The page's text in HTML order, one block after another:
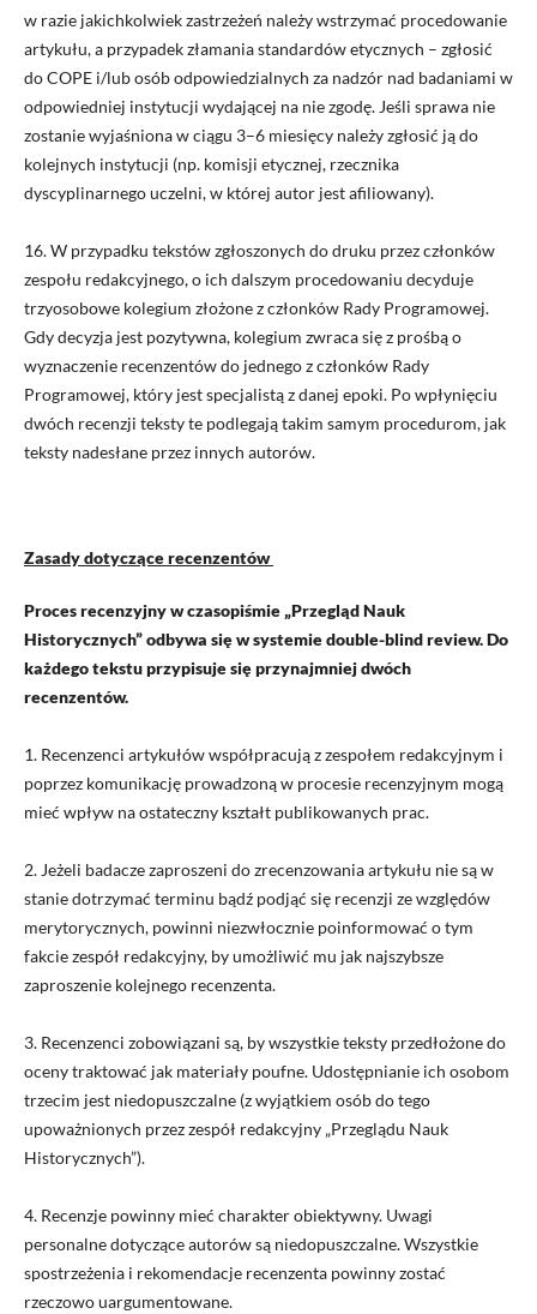
w razie jakichkolwiek zastrzeżeń należy wstrzymać procedowanie
artykułu, a przypadek złamania standardów etycznych – zgłosić
do COPE i/lub osób odpowiedzialnych za nadzór nad badaniami w
odpowiedniej instytucji wydającej na nie zgodę. Jeśli sprawa nie
zostanie wyjaśniona w ciągu 3–6 miesięcy należy zgłosić ją do
kolejnych instytucji (np. komisji etycznej, rzecznika
dyscyplinarnego uczelni, w której autor jest afiliowany).
16. W przypadku tekstów zgłoszonych do druku przez członków
zespołu redakcyjnego, o ich dalszym procedowaniu decyduje
trzyosobowe kolegium złożone z członków Rady Programowej.
Gdy decyzja jest pozytywna, kolegium zwraca się z prośbą o
wyznaczenie recenzentów do jednego z członków Rady
Programowej, który jest specjalistą z danej epoki. Po wpłynięciu
dwóch recenzji teksty te podlegają takim samym procedurom, jak
teksty nadesłane przez innych autorów.
Zasady dotyczące recenzentów
Proces recenzyjny w czasopiśmie „Przegląd Nauk
Historycznych” odbywa się w systemie double-blind review. Do
każdego tekstu przypisuje się przynajmniej dwóch
recenzentów.
1. Recenzenci artykułów współpracują z zespołem redakcyjnym i
poprzez komunikację prowadzoną w procesie recenzyjnym mogą
mieć wpływ na ostateczny kształt publikowanych prac.
2. Jeżeli badacze zaproszeni do zrecenzowania artykułu nie są w
stanie dotrzymać terminu bądź podjąć się recenzji ze względów
merytorycznych, powinni niezwłocznie poinformować o tym
fakcie zespół redakcyjny, by umożliwić mu jak najszybsze
zaproszenie kolejnego recenzenta.
3. Recenzenci zobowiązani są, by wszystkie teksty przedłożone do
oceny traktować jak materiały poufne. Udostępnianie ich osobom
trzecim jest niedopuszczalne (z wyjątkiem osób do tego
upoważnionych przez zespół redakcyjny „Przeglądu Nauk
Historycznych”).
4. Recenzje powinny mieć charakter obiektywny. Uwagi
personalne dotyczące autorów są niedopuszczalne. Wszystkie
spostrzeżenia i rekomendacje recenzenta powinny zostać
rzeczowo uargumentowane.